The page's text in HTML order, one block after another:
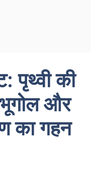
पृथ्वी की
और
का गहन